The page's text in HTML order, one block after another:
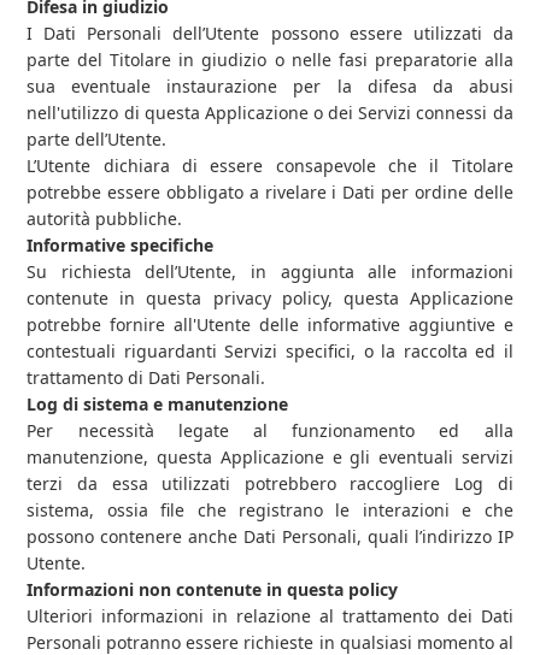
Difesa in giudizio
I Dati Personali dell’Utente possono essere utilizzati da
parte del Titolare in giudizio o nelle fasi preparatorie alla
sua eventuale instaurazione per la difesa da abusi
nell'utilizzo di questa Applicazione o dei Servizi connessi da
parte dell’Utente.
L’Utente dichiara di essere consapevole che il Titolare
potrebbe essere obbligato a rivelare i Dati per ordine delle
autorità pubbliche.
Informative specifiche
Su richiesta dell’Utente, in aggiunta alle informazioni
contenute in questa privacy policy, questa Applicazione
potrebbe fornire all'Utente delle informative aggiuntive e
contestuali riguardanti Servizi specifici, o la raccolta ed il
trattamento di Dati Personali.
Log di sistema e manutenzione
Per necessità legate al funzionamento ed alla
manutenzione, questa Applicazione e gli eventuali servizi
terzi da essa utilizzati potrebbero raccogliere Log di
sistema, ossia file che registrano le interazioni e che
possono contenere anche Dati Personali, quali l’indirizzo IP
Utente.
Informazioni non contenute in questa policy
Ulteriori informazioni in relazione al trattamento dei Dati
Personali potranno essere richieste in qualsiasi momento al